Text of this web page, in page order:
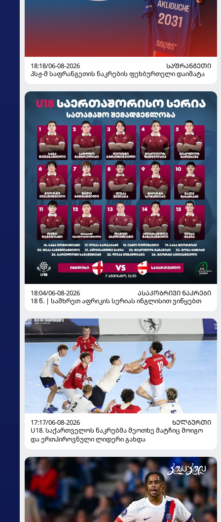
18:18/06-08-2026
ᲡᲐᲤᲠᲐᲜᲒᲔᲗᲘ
პსჟ-მ საფრანგეთის ნაკრების ფეხბურთელი დაიმატა
18:04/06-08-2026
ᲐᲡᲐᲙᲝᲑᲠᲘᲕᲘ ᲜᲐᲙᲠᲔᲑᲘ
18 წ. | სამხრეთ აფრიკის სერიას ინგლისით ვიწყებთ
17:17/06-08-2026
ᲮᲔᲚᲑᲣᲠᲗᲘ
U18. საქართველოს ნაკრებმა მეოთხე მატჩიც მოიგო
და ერთპიროვნული ლიდერი გახდა